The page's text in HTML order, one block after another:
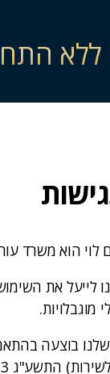
ללא
הוא משרד
לייעל את
מוגבלויות.